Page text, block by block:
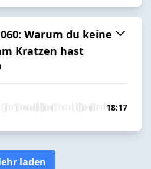
Warum du keine
Kratzen hast
18:17
laden